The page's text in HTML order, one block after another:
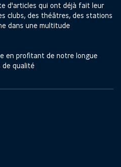
d'articles qui ont déjà fait leur
clubs, des théâtres, des stations
dans une multitude
en profitant de notre longue
de qualité